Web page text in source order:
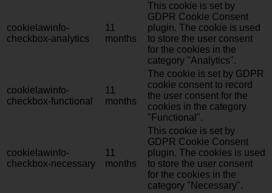
cookielawinfo-
checkbox-analytics
11
months
This cookie is set by
GDPR Cookie Consent
plugin. The cookie is used
to store the user consent
for the cookies in the
category "Analytics".
cookielawinfo-
checkbox-functional
11
months
The cookie is set by GDPR
cookie consent to record
the user consent for the
cookies in the category
"Functional".
cookielawinfo-
checkbox-necessary
11
months
This cookie is set by
GDPR Cookie Consent
plugin. The cookies is used
to store the user consent
for the cookies in the
category "Necessary".